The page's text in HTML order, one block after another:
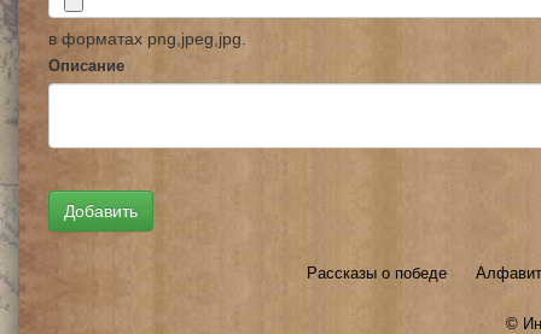
в форматах png,jpeg,jpg.
Описание
Рассказы о победе
©